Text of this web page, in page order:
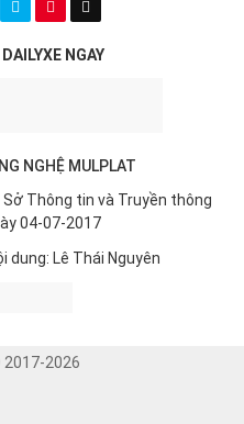
NGAY
NGHỆ MULPLAT
Thông tin và Truyền thông
04-07-2017
dung: Lê Thái Nguyên
2026